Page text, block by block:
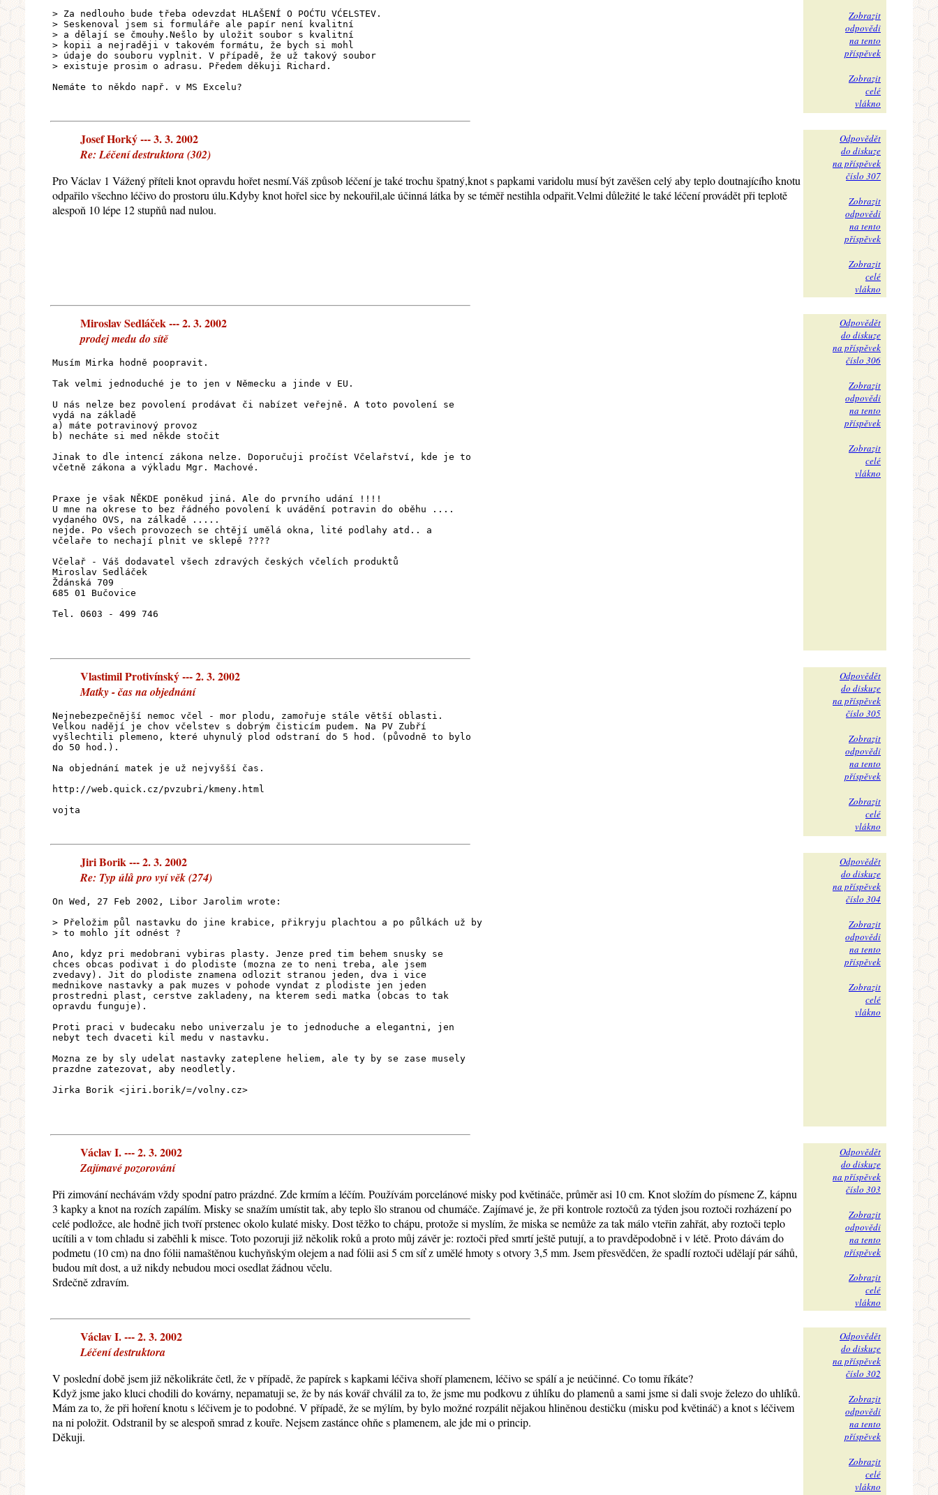
> Za nedlouho bude třeba odevzdat HLAŠENÍ O POĆTU VĆELSTEV.
> Seskenoval jsem si formuláře ale papír není kvalitní
> a dělají se čmouhy.Nešlo by uložit soubor s kvalitní
> kopii a nejraději v takovém formátu, že bych si mohl
> údaje do souboru vyplnit. V případě, že už takový soubor
> existuje prosim o adrasu. Předem děkuji Richard.
Nemáte to někdo např. v MS Excelu?
Zobrazit
odpovědi
na tento
příspěvek
Zobrazit
celé
vlákno
Josef Horký --- 3. 3. 2002
Re: Léčení destruktora (302)
Pro Václav 1 Vážený příteli knot opravdu hořet nesmí.Váš způsob léčení je také trochu špatný,knot s papkami varidolu musí být zavěšen celý aby teplo doutnajícího knotu
odpařilo všechno léčivo do prostoru úlu.Kdyby knot hořel sice by nekouřil,ale účinná látka by se téměř nestihla odpařit.Velmi důležité le také léčení provádět při teplotě
alespoň 10 lépe 12 stupňů nad nulou.
Odpovědět
do diskuze
na příspěvek
číslo 307
Zobrazit
odpovědi
na tento
příspěvek
Zobrazit
celé
vlákno
Miroslav Sedláček --- 2. 3. 2002
prodej medu do sítě
Musím Mirka hodně poopravit.
Tak velmi jednoduché je to jen v Německu a jinde v EU.
U nás nelze bez povolení prodávat či nabízet veřejně. A toto povolení se
vydá na základě
a) máte potravinový provoz
b) necháte si med někde stočit
Jinak to dle intencí zákona nelze. Doporučuji pročíst Včelařství, kde je to
včetně zákona a výkladu Mgr. Machové.
Praxe je však NĚKDE poněkud jiná. Ale do prvního udání !!!!
U mne na okrese to bez řádného povolení k uvádění potravin do oběhu ....
vydaného OVS, na zálkadě .....
nejde. Po všech provozech se chtějí umělá okna, lité podlahy atd.. a
včelaře to nechají plnit ve sklepě ????
Včelař - Váš dodavatel všech zdravých českých včelích produktů
Miroslav Sedláček
Ždánská 709
685 01 Bučovice
Tel. 0603 - 499 746
Odpovědět
do diskuze
na příspěvek
číslo 306
Zobrazit
odpovědi
na tento
příspěvek
Zobrazit
celé
vlákno
Vlastimil Protivínský --- 2. 3. 2002
Matky - čas na objednání
Nejnebezpečnější nemoc včel - mor plodu, zamořuje stále větší oblasti.
Velkou nadějí je chov včelstev s dobrým čisticím pudem. Na PV Zubří
vyšlechtili plemeno, které uhynulý plod odstraní do 5 hod. (původně to bylo
do 50 hod.).
Na objednání matek je už nejvyšší čas.
http://web.quick.cz/pvzubri/kmeny.html
vojta
Odpovědět
do diskuze
na příspěvek
číslo 305
Zobrazit
odpovědi
na tento
příspěvek
Zobrazit
celé
vlákno
Jiri Borik --- 2. 3. 2002
Re: Typ úlů pro vyí věk (274)
On Wed, 27 Feb 2002, Libor Jarolim wrote:
> Přeložim půl nastavku do jine krabice, přikryju plachtou a po půlkách už by
> to mohlo jít odnést ?
Ano, kdyz pri medobrani vybiras plasty. Jenze pred tim behem snusky se
chces obcas podivat i do plodiste (mozna ze to neni treba, ale jsem
zvedavy). Jit do plodiste znamena odlozit stranou jeden, dva i vice
mednikove nastavky a pak muzes v pohode vyndat z plodiste jen jeden
prostredni plast, cerstve zakladeny, na kterem sedi matka (obcas to tak
opravdu funguje).
Proti praci v budecaku nebo univerzalu je to jednoduche a elegantni, jen
nebyt tech dvaceti kil medu v nastavku.
Mozna ze by sly udelat nastavky zateplene heliem, ale ty by se zase musely
prazdne zatezovat, aby neodletly.
Jirka Borik <jiri.borik/=/volny.cz>
Odpovědět
do diskuze
na příspěvek
číslo 304
Zobrazit
odpovědi
na tento
příspěvek
Zobrazit
celé
vlákno
Václav I. --- 2. 3. 2002
Zajímavé pozorování
Při zimování nechávám vždy spodní patro prázdné. Zde krmím a léčím. Používám porcelánové misky pod květináče, průměr asi 10 cm. Knot složím do písmene Z, kápnu
3 kapky a knot na rozích zapálím. Misky se snažím umístit tak, aby teplo šlo stranou od chumáče. Zajímavé je, že při kontrole roztočů za týden jsou roztoči rozházení po
celé podložce, ale hodně jich tvoří prstenec okolo kulaté misky. Dost těžko to chápu, protože si myslím, že miska se nemůže za tak málo vteřin zahřát, aby roztoči teplo
ucítili a v tom chladu si zaběhli k misce. Toto pozoruji již několik roků a proto můj závěr je: roztoči před smrtí ještě putují, a to pravděpodobně i v létě. Proto dávám do
podmetu (10 cm) na dno fólii namaštěnou kuchyňským olejem a nad fólii asi 5 cm síť z umělé hmoty s otvory 3,5 mm. Jsem přesvědčen, že spadlí roztoči udělají pár sáhů,
budou mít dost, a už nikdy nebudou moci osedlat žádnou včelu.
Srdečně zdravím.
Odpovědět
do diskuze
na příspěvek
číslo 303
Zobrazit
odpovědi
na tento
příspěvek
Zobrazit
celé
vlákno
Václav I. --- 2. 3. 2002
Léčení destruktora
V poslední době jsem již několikráte četl, že v případě, že papírek s kapkami léčiva shoří plamenem, léčivo se spálí a je neúčinné. Co tomu říkáte?
Když jsme jako kluci chodili do kovárny, nepamatuji se, že by nás kovář chválil za to, že jsme mu podkovu z úhlíku do plamenů a sami jsme si dali svoje železo do uhlíků.
Mám za to, že při hoření knotu s léčivem je to podobné. V případě, že se mýlím, by bylo možné rozpálit nějakou hliněnou destičku (misku pod květináč) a knot s léčivem
na ni položit. Odstranil by se alespoň smrad z kouře. Nejsem zastánce ohňe s plamenem, ale jde mi o princip.
Děkuji.
Odpovědět
do diskuze
na příspěvek
číslo 302
Zobrazit
odpovědi
na tento
příspěvek
Zobrazit
celé
vlákno